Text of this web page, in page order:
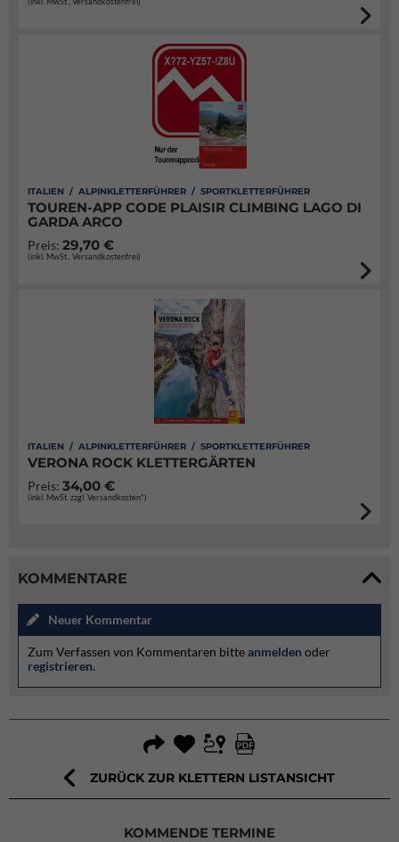
ITALIEN / ALPINKLETTERFÜHRER / SPORTKLETTERFÜHRER
TOUREN-APP CODE PLAISIR CLIMBING LAGO DI
GARDA ARCO
Preis: 29,70 €
(inkl. MwSt., Versandkostenfrei)
ITALIEN / ALPINKLETTERFÜHRER / SPORTKLETTERFÜHRER
VERONA ROCK KLETTERGÄRTEN
Preis: 34,00 €
(inkl. MwSt. zzgl. Versandkosten*)
KOMMENTARE
Neuer Kommentar
Zum Verfassen von Kommentaren bitteanmelden oder
registrieren.
ZURÜCK ZUR KLETTERN LISTANSICHT
KOMMENDE TERMINE